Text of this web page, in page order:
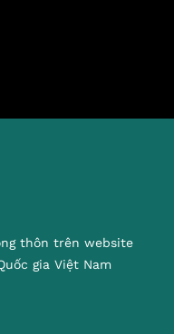
thôn trên website
gia Việt Nam